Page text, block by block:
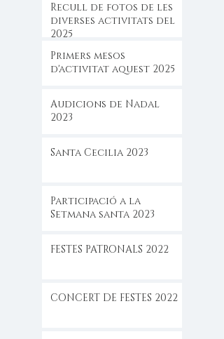
Recull de fotos de les
diverses activitats del
2025
Primers mesos
d'activitat aquest 2025
Audicions de Nadal
2023
Santa Cecilia 2023
Participació a la
Setmana santa 2023
FESTES PATRONALS 2022
CONCERT DE FESTES 2022